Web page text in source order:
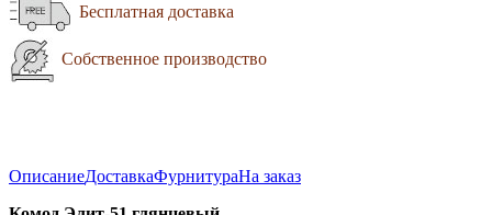
Бесплатная доставка
Собственное производство
ОписаниеДоставкаФурнитураНа заказ